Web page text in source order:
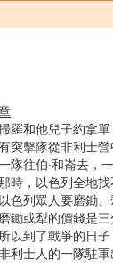
羅和他兒子約拿
突擊隊從非利士
隊往伯‧和崙去，
時，以色列全地
色列眾人要磨鋤
鋤或犁的價錢是
以到了戰爭的日
利士人的一隊駐軍